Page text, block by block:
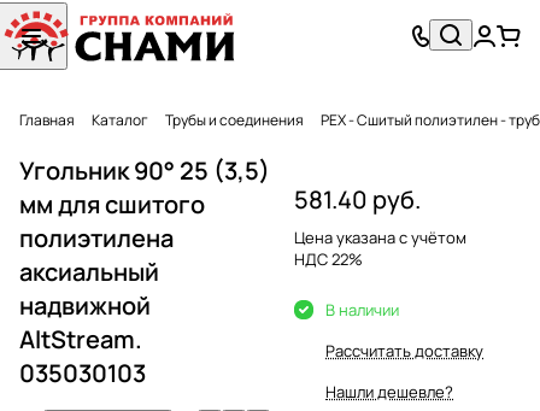
Главная Каталог Трубы и соединения PEX - Сшитый полиэтилен -
Угольник 90° 25 (3,5)
мм для сшитого
полиэтилена
аксиальный
надвижной
AltStream.
035030103
581.40 руб.
Цена указана с учётом
НДС 22%
В наличии
Рассчитать доставку
Нашли дешевле?